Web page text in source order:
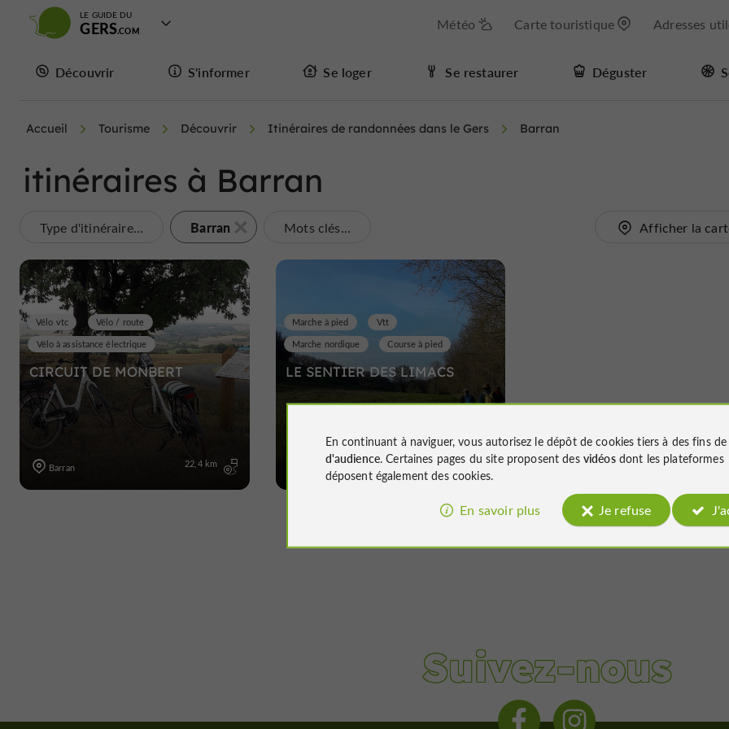
LE GUIDE DU
GERS Météo Carte touristique Adresses
Découvrir S'informer Se loger Se restaurer Déguster
Accueil Tourisme Découvrir Itinéraires de randonnées dans le Gers Barran
itinéraires à Barran
Type d'itinéraire... Barran Mots clés... Afficher la
CIRCUIT DE MONBERT
Vélo vtc
Vélo / route
Vélo à assistance électrique
Barran 22,4 km
LE SENTIER DES LIMACS
Marche à pied
Vtt
Marche nordique
Course à pied
Barran 15,0 km
Suivez-nous
En continuant à naviguer, vous autorisez le dépôt de cookies tiers à des fins de
d'audience. Certaines pages du site proposent des vidéosdont les plateformes
déposent également des cookies.
En savoir plus Je refuse